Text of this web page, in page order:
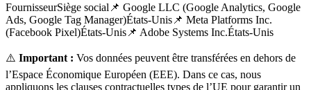
FournisseurSiège social📌 Google LLC (Google Analytics, Google
Ads, Google Tag Manager)États-Unis📌 Meta Platforms Inc.
(Facebook Pixel)États-Unis📌 Adobe Systems Inc.États-Unis
⚠️ Important : Vos données peuvent être transférées en dehors de
l’Espace Économique Européen (EEE). Dans ce cas, nous
appliquons les clauses contractuelles types de l’UE pour garantir un